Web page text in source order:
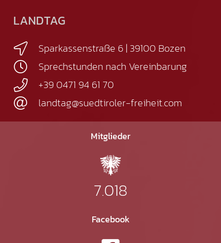
LANDTAG
Sparkassenstraße 6 | 39100 Bozen
Sprechstunden nach Vereinbarung
+39 0471 94 61 70
landtag@suedtiroler-freiheit.com
Mitglieder
7.018
Facebook